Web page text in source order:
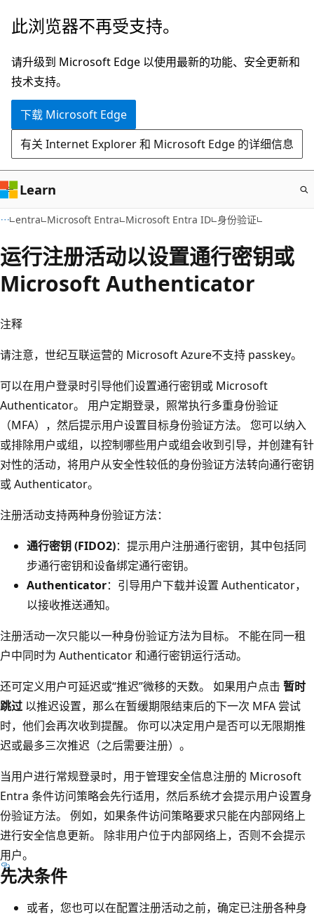
跳
主
要
内
此浏览器不再受支持。
请升级到 Microsoft Edge 以使用最新的功能、安全更新和
技术支持。
下载 Microsoft Edge
有关 Internet Explorer 和 Microsoft Edge 的详细信息
Learn
entra Microsoft Entra Microsoft Entra ID 身份验证
运行注册活动以设置通行密钥或
Microsoft Authenticator
注释
请注意，世纪互联运营的 Microsoft Azure不支持 passkey。
可以在用户登录时引导他们设置通行密钥或 Microsoft
Authenticator。 用户定期登录，照常执行多重身份验证
（MFA），然后提示用户设置目标身份验证方法。 您可以纳入
或排除用户或组，以控制哪些用户或组会收到引导，并创建有针
对性的活动，将用户从安全性较低的身份验证方法转向通行密钥
或 Authenticator。
注册活动支持两种身份验证方法：
通行密钥 (FIDO2)：提示用户注册通行密钥，其中包括同
步通行密钥和设备绑定通行密钥。
Authenticator：引导用户下载并设置 Authenticator，
以接收推送通知。
注册活动一次只能以一种身份验证方法为目标。 不能在同一租
户中同时为 Authenticator 和通行密钥运行活动。
还可定义用户可延迟或“推迟”微移的天数。 如果用户点击 暂时
跳过 以推迟设置，那么在暂缓期限结束后的下一次 MFA 尝试
时，他们会再次收到提醒。 你可以决定用户是否可以无限期推
迟或最多三次推迟（之后需要注册）。
当用户进行常规登录时，用于管理安全信息注册的 Microsoft
Entra 条件访问策略会先行适用，然后系统才会提示用户设置身
份验证方法。 例如，如果条件访问策略要求只能在内部网络上
进行安全信息更新。 除非用户位于内部网络上，否则不会提示
用户。
先决条件
或者，您也可以在配置注册活动之前，确定已注册各种身